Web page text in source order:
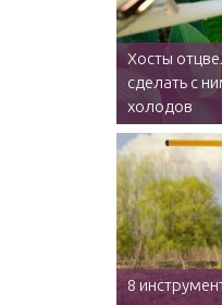
Хосты
сделать с
холодов
8